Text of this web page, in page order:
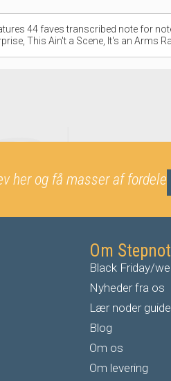
44 faves transcribed note for
This Ain't a Scene, It's an Arms
her og få masser af fordele
Om
Black Friday/
Nyheder fra os
Lær noder guide
Blog
Om os
Om levering